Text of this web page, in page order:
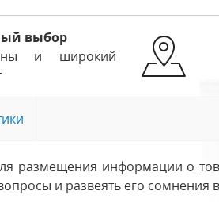
выбор
и широкий
размещения информации о
и развеять его сомнения